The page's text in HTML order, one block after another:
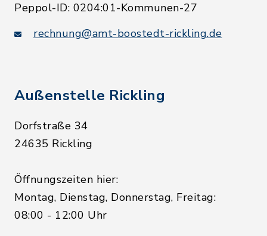
Peppol-ID: 0204:01-Kommunen-27
rechnung@amt-boostedt-rickling.de
Außenstelle Rickling
Dorfstraße 34
24635 Rickling
Öffnungszeiten hier:
Montag, Dienstag, Donnerstag, Freitag:
08:00 - 12:00 Uhr